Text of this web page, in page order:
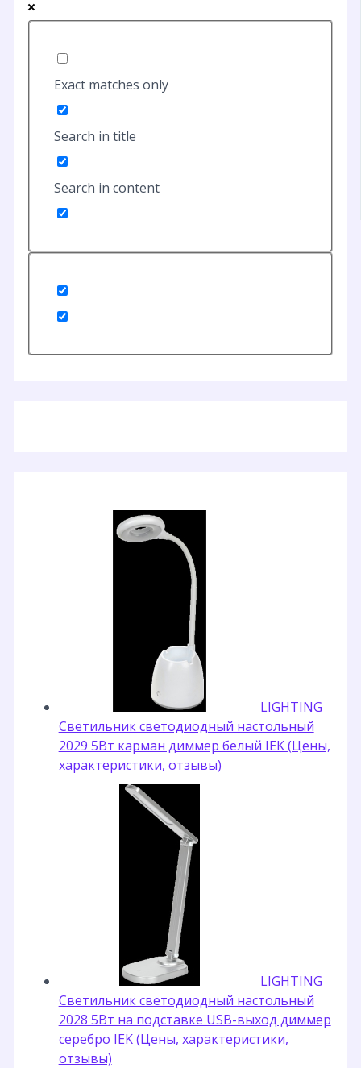
Exact matches only
Search in title
Search in content
LIGHTING
Светильник светодиодный настольный
2029 5Вт карман диммер белый IEK (Цены,
характеристики, отзывы)
LIGHTING
Светильник светодиодный настольный
2028 5Вт на подставке USB-выход диммер
серебро IEK (Цены, характеристики,
отзывы)